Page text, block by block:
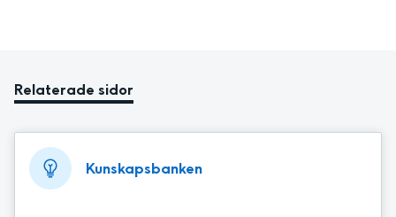
Relaterade sidor
Kunskapsbanken